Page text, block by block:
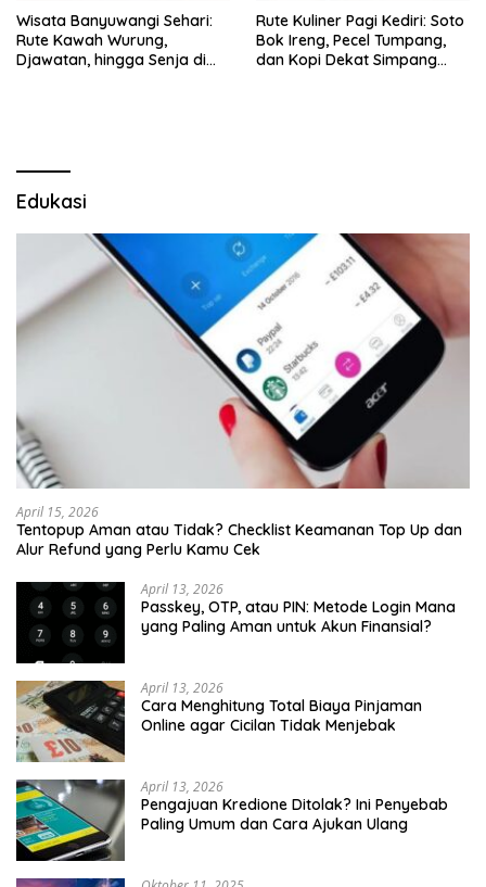
Wisata Banyuwangi Sehari:
Rute Kawah Wurung,
Djawatan, hingga Senja di
Rute Kuliner Pagi Kediri: Soto
Bok Ireng, Pecel Tumpang,
dan Kopi Dekat Simpang
Edukasi
April 15, 2026
Tentopup Aman atau Tidak? Checklist Keamanan Top Up dan
Alur Refund yang Perlu Kamu Cek
April 13, 2026
Passkey, OTP, atau PIN: Metode Login Mana
yang Paling Aman untuk Akun Finansial?
April 13, 2026
Cara Menghitung Total Biaya Pinjaman
Online agar Cicilan Tidak Menjebak
April 13, 2026
Pengajuan Kredione Ditolak? Ini Penyebab
Paling Umum dan Cara Ajukan Ulang